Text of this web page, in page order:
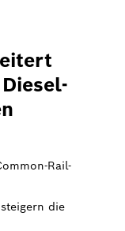
Rail-
die